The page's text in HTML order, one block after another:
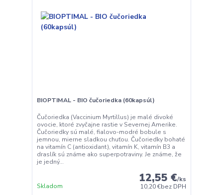
BIOPTIMAL - BIO čučoriedka (60kapsúl)
Čučoriedka (Vaccinium Myrtillus) je malé divoké
ovocie, ktoré zvyčajne rastie v Severnej Amerike.
Čučoriedky sú malé, fialovo-modré bobule s
jemnou, mierne sladkou chuťou. Čučoriedky bohaté
na vitamín C (antioxidant), vitamín K, vitamín B3 a
draslík sú známe ako superpotraviny. Je známe, že
je jedný...
12,55 €/ks
10,20 €bez DPH
Skladom